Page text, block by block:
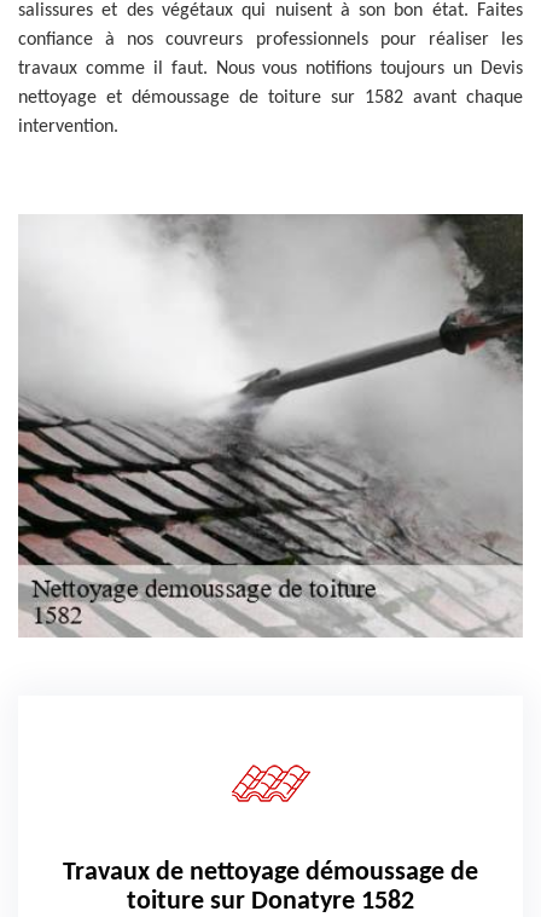
salissures et des végétaux qui nuisent à son bon état. Faites
confiance à nos couvreurs professionnels pour réaliser les
travaux comme il faut. Nous vous notifions toujours un Devis
nettoyage et démoussage de toiture sur 1582 avant chaque
intervention.
Travaux de nettoyage démoussage de
toiture sur Donatyre 1582